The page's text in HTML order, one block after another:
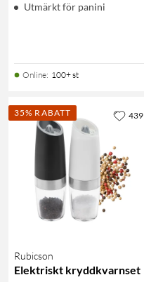
Utmärkt för panini
Online: 100+ st
35% RABATT
Rubicson
Elektriskt kryddkvarnset
439